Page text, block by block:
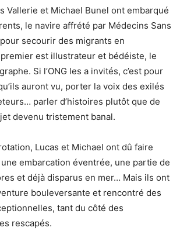
Vallerie et Michael Bunel ont embarqué
le navire affrété par Médecins Sans
secourir des migrants en
est illustrateur et bédéiste, le
Si l’ONG les a invités, c’est pour
auront vu, porter la voix des exilés
parler d’histoires plutôt que de
devenu tristement banal.
Lucas et Michael ont dû faire
embarcation éventrée, une partie de
et déjà disparus en mer… Mais ils ont
bouleversante et rencontré des
tant du côté des
rescapés.